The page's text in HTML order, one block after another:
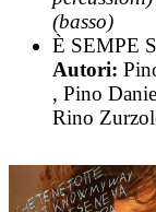
(basso)
È SEMPE
Autori:
, Pino
Rino